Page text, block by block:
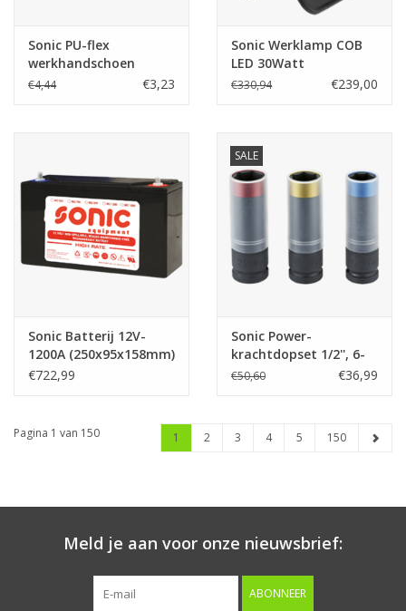
Sonic PU-flex
werkhandschoen
zwart maat 8 (M)
€4,44 €3,23
Sonic Werklamp COB
LED 30Watt
€330,94 €239,00
Sonic Batterij 12V-
1200A (250x95x158mm)
voor 12V/1200CA,
€722,99
SALE
Sonic Power-
krachtdopset 1/2'', 6-
kant 3-dlg.
€50,60 €36,99
Pagina 1 van 150 1 2 3 4 5 150
Meld je aan voor onze nieuwsbrief:
ABONNEER